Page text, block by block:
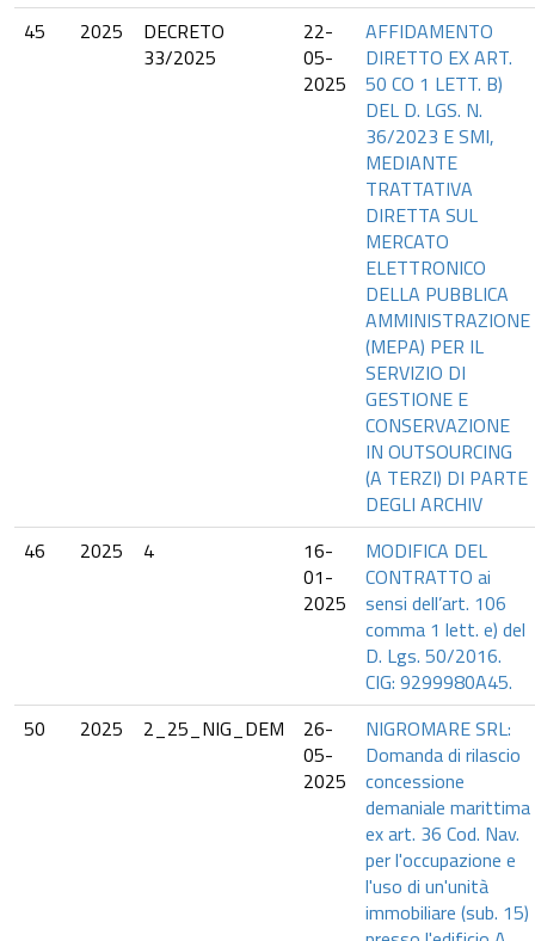
45
2025
DECRETO
33/2025
22-
05-
2025
AFFIDAMENTO
DIRETTO EX ART.
50 CO 1 LETT. B)
DEL D. LGS. N.
36/2023 E SMI,
MEDIANTE
TRATTATIVA
DIRETTA SUL
MERCATO
ELETTRONICO
DELLA PUBBLICA
AMMINISTRAZIONE
(MEPA) PER IL
SERVIZIO DI
GESTIONE E
CONSERVAZIONE
IN OUTSOURCING
(A TERZI) DI PARTE
DEGLI ARCHIV
46
2025 4
16-
01-
2025
MODIFICA DEL
CONTRATTO ai
sensi dell’art. 106
comma 1 lett. e) del
D. Lgs. 50/2016.
CIG: 9299980A45.
50
2025 2_25_NIG_DEM
26-
05-
2025
NIGROMARE SRL:
Domanda di rilascio
concessione
demaniale marittima
ex art. 36 Cod. Nav.
per l'occupazione e
l'uso di un'unità
immobiliare (sub. 15)